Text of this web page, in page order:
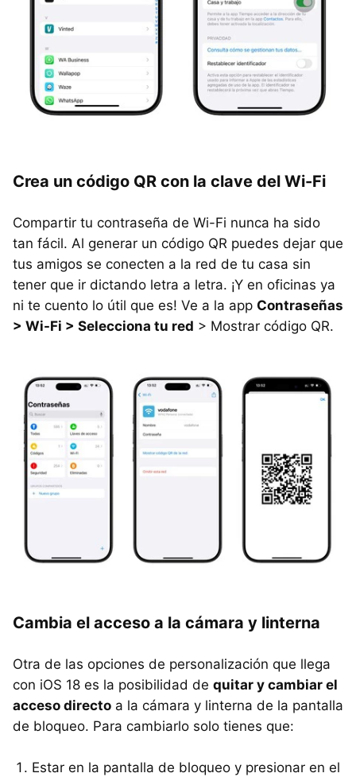
Crea un código QR con la clave del Wi-Fi
Compartir tu contraseña de Wi-Fi nunca ha sido
tan fácil. Al generar un código QR puedes dejar que
tus amigos se conecten a la red de tu casa sin
tener que ir dictando letra a letra. ¡Y en oficinas ya
ni te cuento lo útil que es! Ve a la app Contraseñas
> Wi-Fi > Selecciona tu red > Mostrar código QR.
Cambia el acceso a la cámara y linterna
Otra de las opciones de personalización que llega
con iOS 18 es la posibilidad de quitar y cambiar el
acceso directo a la cámara y linterna de la pantalla
de bloqueo. Para cambiarlo solo tienes que:
Estar en la pantalla de bloqueo y presionar en el